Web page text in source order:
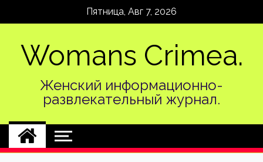
Пятница, Авг 7, 2026
Womans Crimea.
Женский информационно-
развлекательный журнал.